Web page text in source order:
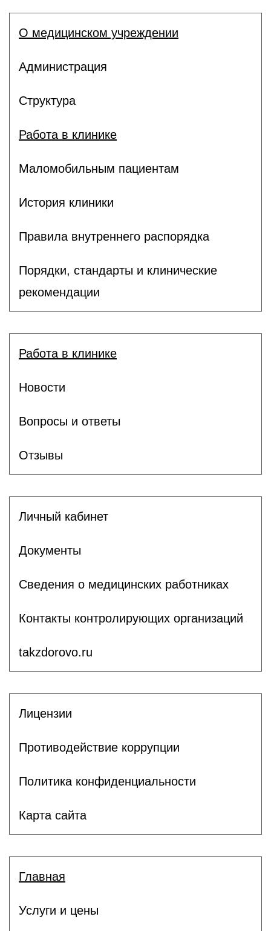
О медицинском учреждении
Администрация
Структура
Работа в клинике
Маломобильным пациентам
История клиники
Правила внутреннего распорядка
Порядки, стандарты и клинические
рекомендации
Работа в клинике
Новости
Вопросы и ответы
Отзывы
Личный кабинет
Документы
Сведения о медицинских работниках
Контакты контролирующих организаций
takzdorovo.ru
Лицензии
Противодействие коррупции
Политика конфиденциальности
Карта сайта
Главная
Услуги и цены